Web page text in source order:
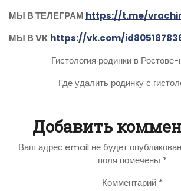
МЫ В ТЕЛЕГРАМ https://t.me/
МЫ В VK https://vk.com/
Гистология родинки в
Где удалить родинку с
Добавить
Ваш адрес email не будет
поля помечены *
Комментарий *